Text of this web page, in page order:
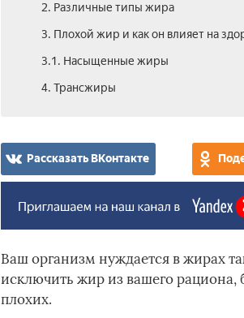
2. Различные типы жира
3. Плохой жир и как он влияет на
3.1. Насыщенные жиры
4. Трансжиры
Рассказать ВКонтакте
Ваш организм нуждается в жирах
исключить жир из вашего рациона,
плохих.